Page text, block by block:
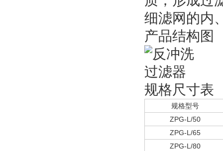
细滤网的内
产品结构图
规格尺寸表
规格型号
ZPG-L/50
ZPG-L/65
ZPG-L/80